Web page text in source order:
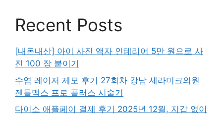
Recent Posts
[내돈내산] 아이 사진 액자 인테리어 5만 원으로 사
진 100 장 붙이기
수염 레이저 제모 후기 27회차 강남 세라미크의원
젠틀맥스 프로 플러스 시술기
다이소 애플페이 결제 후기 2025년 12월, 지갑 없이